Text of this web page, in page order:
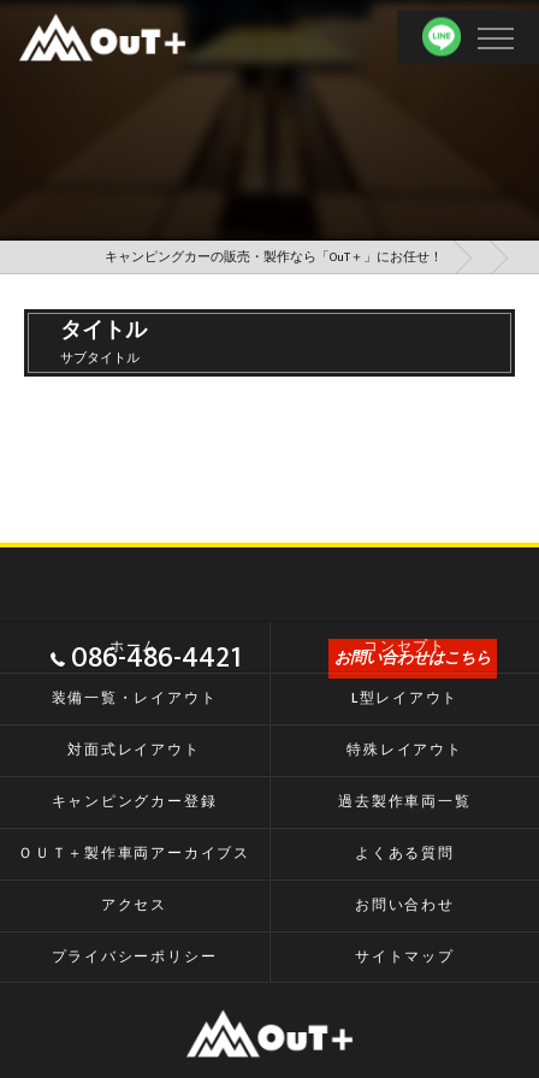
キャンピングカーの販売・製作なら「OuT＋」にお任せ！
タイトル
サブタイトル
086-486-4421 お問い合わせはこちら
ホーム コンセプト
装備一覧・レイアウト L型レイアウト
対面式レイアウト 特殊レイアウト
キャンピングカー登録 過去製作車両一覧
ＯＵＴ＋製作車両アーカイブス よくある質問
アクセス お問い合わせ
プライバシーポリシー サイトマップ